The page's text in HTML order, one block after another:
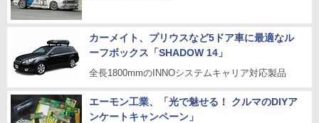
カーメイト、プリウスなど5ドア車に最適なル
ーフボックス「SHADOW 14」
全長1800mmのINNOシステムキャリア対応製品
エーモン工業、「光で魅せる！ クルマのDIYア
ンケートキャンペーン」